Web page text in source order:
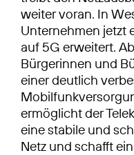
weiter voran. In
Unternehmen jetzt
auf 5G erweitert.
Bürgerinnen und
einer deutlich
ermöglicht der
eine stabile und
Netz und schafft